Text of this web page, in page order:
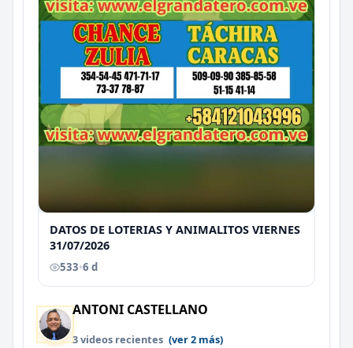
DATOS DE LOTERIAS Y ANIMALITOS VIERNES
31/07/2026
533•6 d
ANTONI CASTELLANO
3 videos recientes (ver 2 más)